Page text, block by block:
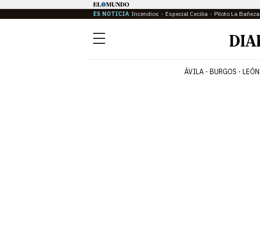
ES NOTICIA Incendios Especial Cecilia Piloto La Bañeza
Menú
ÁVILA BURGOS LEÓN